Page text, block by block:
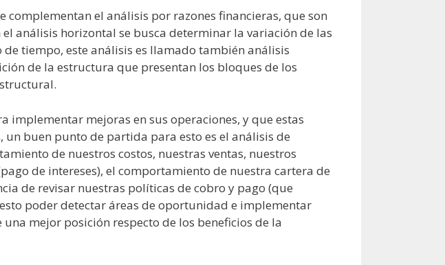
complementan el análisis por razones financieras, que son
análisis horizontal se busca determinar la variación de las
tiempo, este análisis es llamado también análisis
de la estructura que presentan los bloques de los
mejoras en sus operaciones, y que estas
buen punto de partida para esto es el análisis de
de nuestros costos, nuestras ventas, nuestros
de intereses), el comportamiento de nuestra cartera de
de revisar nuestras políticas de cobro y pago (que
poder detectar áreas de oportunidad e implementar
mejor posición respecto de los beneficios de la